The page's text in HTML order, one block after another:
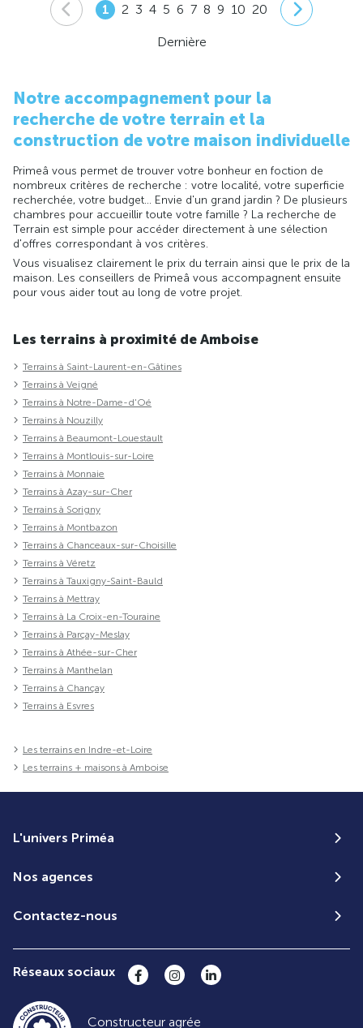
1 2 3 4 5 6 7 8 9 10 20
Dernière
Notre accompagnement pour la
recherche de votre terrain et la
construction de votre maison individuelle
Primeâ vous permet de trouver votre bonheur en foction de
nombreux critères de recherche : votre localité, votre superficie
recherchée, votre budget... Envie d'un grand jardin ? De plusieurs
chambres pour accueillir toute votre famille ? La recherche de
Terrain est simple pour accéder directement à une sélection
d'offres correspondant à vos critères.
Vous visualisez clairement le prix du terrain ainsi que le prix de la
maison. Les conseillers de Primeâ vous accompagnent ensuite
pour vous aider tout au long de votre projet.
Les terrains à proximité de Amboise
Terrains à Saint-Laurent-en-Gâtines
Terrains à Veigné
Terrains à Notre-Dame-d'Oé
Terrains à Nouzilly
Terrains à Beaumont-Louestault
Terrains à Montlouis-sur-Loire
Terrains à Monnaie
Terrains à Azay-sur-Cher
Terrains à Sorigny
Terrains à Montbazon
Terrains à Chanceaux-sur-Choisille
Terrains à Véretz
Terrains à Tauxigny-Saint-Bauld
Terrains à Mettray
Terrains à La Croix-en-Touraine
Terrains à Parçay-Meslay
Terrains à Athée-sur-Cher
Terrains à Manthelan
Terrains à Chançay
Terrains à Esvres
Les terrains en Indre-et-Loire
Les terrains + maisons à Amboise
L'univers Priméa
Nos agences
Contactez-nous
Réseaux sociaux
Constructeur agrée